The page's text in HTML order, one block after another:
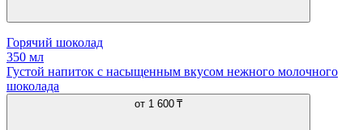
Горячий шоколад
350 мл
Густой напиток с насыщенным вкусом нежного молочного
шоколада
от 1 600 ₸